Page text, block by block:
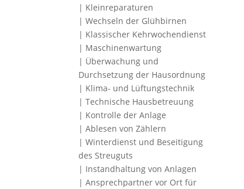
| Kleinreparaturen
| Wechseln der Glühbirnen
| Klassischer Kehrwochendienst
| Maschinenwartung
| Überwachung und
Durchsetzung der Hausordnung
| Klima- und Lüftungstechnik
| Technische Hausbetreuung
| Kontrolle der Anlage
| Ablesen von Zählern
| Winterdienst und Beseitigung
des Streuguts
| Instandhaltung von Anlagen
| Ansprechpartner vor Ort für